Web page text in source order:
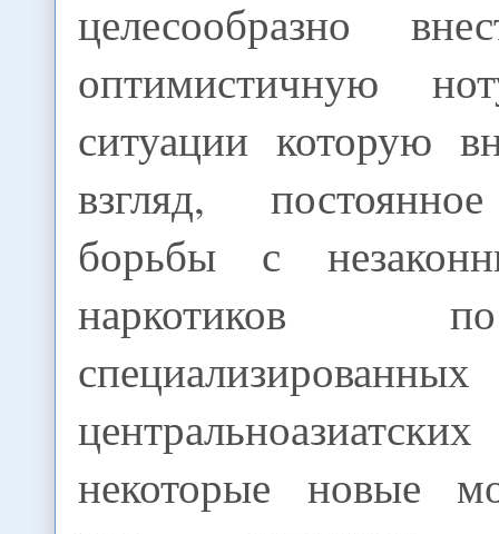
целесообразно
оптимистичную
ситуации которую
взгляд,
борьбы с
наркотиков
некоторые новые